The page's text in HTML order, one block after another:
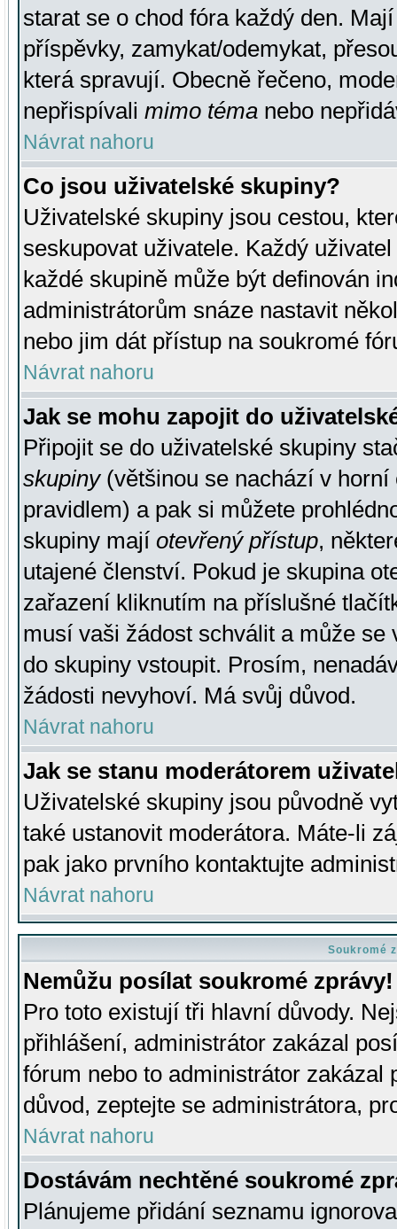
starat se o chod fóra každý den.
příspěvky, zamykat/odemykat,
která spravují. Obecně řečeno,
nepřispívali mimo téma nebo
Návrat nahoru
Co jsou uživatelské skupiny?
Uživatelské skupiny jsou cestou,
seskupovat uživatele. Každý
každé skupině může být definován
administrátorům snáze nastavit
nebo jim dát přístup na soukromé
Návrat nahoru
Jak se mohu zapojit do
Připojit se do uživatelské skupiny
skupiny(většinou se nachází v horní
pravidlem) a pak si můžete
skupiny mají otevřený přístup,
utajené členství. Pokud je skupina
zařazení kliknutím na příslušné
musí vaši žádost schválit a může se
do skupiny vstoupit. Prosím,
žádosti nevyhoví. Má svůj důvod.
Návrat nahoru
Jak se stanu moderátorem
Uživatelské skupiny jsou původně
také ustanovit moderátora. Máte-li
pak jako prvního kontaktujte
Návrat nahoru
Soukromé
Nemůžu posílat soukromé zprávy!
Pro toto existují tři hlavní důvody.
přihlášení, administrátor zakázal
fórum nebo to administrátor zakázal
důvod, zeptejte se administrátora,
Návrat nahoru
Dostávám nechtěné soukromé
Plánujeme přidání seznamu